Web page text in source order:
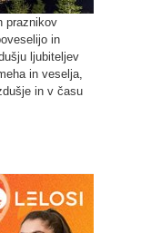
praznikov
in
ljubiteljev
in veselja,
in v času